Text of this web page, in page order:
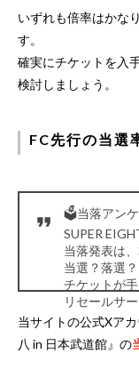
いずれも倍率はかな
す。
確実にチケットを入
検討しましょう。
FC先行の当選
🗳️当落アン
SUPER
当落発表は
当選？落選
チケットが
リセールサ
があります！
#超八in日本
— チケット
当サイトの公式Xア
八 in 日本武道館』の